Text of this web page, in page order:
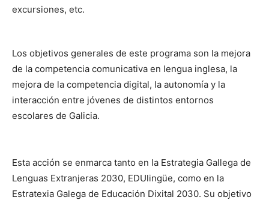
excursiones, etc.
Los objetivos generales de este programa son la mejora
de la competencia comunicativa en lengua inglesa, la
mejora de la competencia digital, la autonomía y la
interacción entre jóvenes de distintos entornos
escolares de Galicia.
Esta acción se enmarca tanto en la Estrategia Gallega de
Lenguas Extranjeras 2030, EDUlingüe, como en la
Estratexia Galega de Educación Dixital 2030. Su objetivo